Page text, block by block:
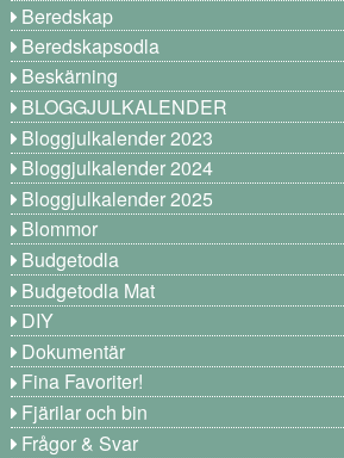
Beredskap
Beredskapsodla
Beskärning
BLOGGJULKALENDER
Bloggjulkalender 2023
Bloggjulkalender 2024
Bloggjulkalender 2025
Blommor
Budgetodla
Budgetodla Mat
DIY
Dokumentär
Fina Favoriter!
Fjärilar och bin
Frågor & Svar